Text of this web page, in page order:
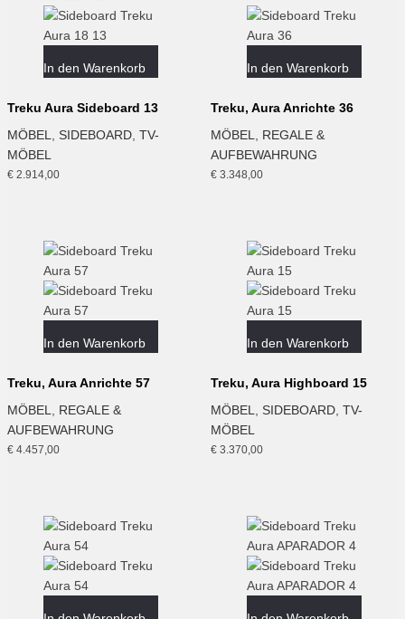
In den Warenkorb
Treku Aura Sideboard 13
MÖBEL
SIDEBOARD TV-
MÖBEL
€ 2.914,00
In den Warenkorb
Treku, Aura Anrichte 36
MÖBEL
REGALE &
AUFBEWAHRUNG
€3.348,00
In den Warenkorb
Treku, Aura Anrichte 57
MÖBEL
REGALE &
AUFBEWAHRUNG
€ 4.457,00
In den Warenkorb
Treku, Aura Highboard 15
MÖBEL
SIDEBOARD, TV-
MÖBEL
€3.370,00